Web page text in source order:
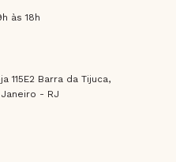
às 18h
115E2 Barra da Tijuca,
- RJ